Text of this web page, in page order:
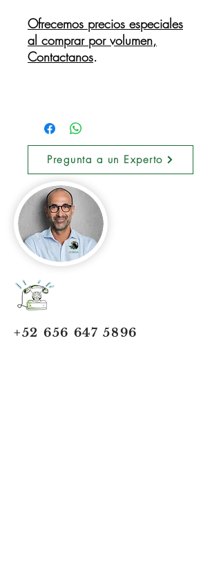
Ofrecemos precios especiales
al comprar por volumen,
Contactanos.
Pregunta a un Experto
+52 656 647 5896